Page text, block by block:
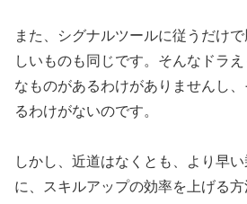
また、シグナルツールに従うだけ
しいものも同じです。そんなドラ
なものがあるわけがありませんし
るわけがないのです。
しかし、近道はなくとも、より早
に、スキルアップの効率を上げる方